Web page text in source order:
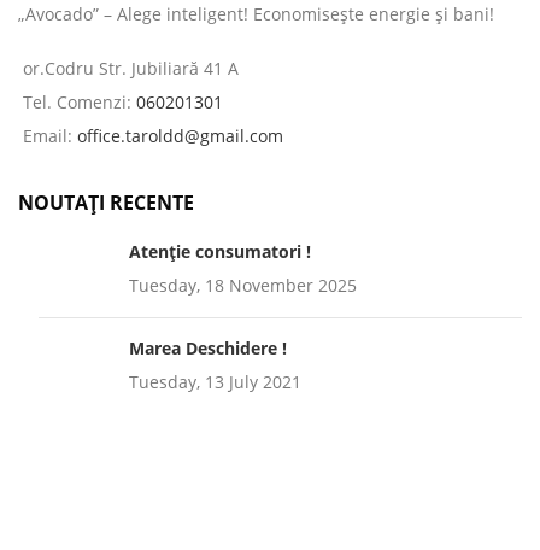
„Avocado” – Alege inteligent! Economisește energie și bani!
or.Codru Str. Jubiliară 41 A
Tel. Comenzi: 060201301
Email: office.taroldd@gmail.com
NOUTAȚI RECENTE
Atenție consumatori !
Tuesday, 18 November 2025
Marea Deschidere !
Tuesday, 13 July 2021